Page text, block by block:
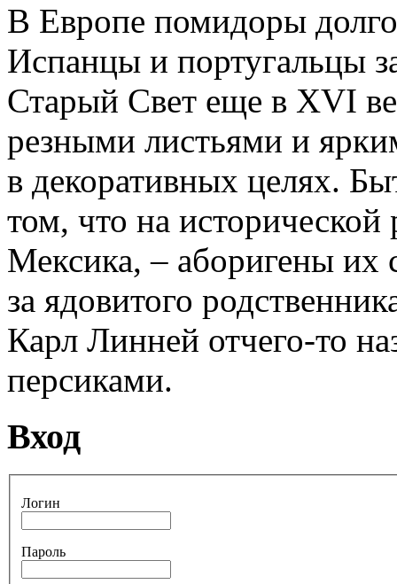
В Европе помидоры
Испанцы и португальцы
Старый Свет еще в XVI
резными листьями и
в декоративных целях.
том, что на
Мексика, – аборигены их
за ядовитого
Карл Линней отчего-то
персиками.
Вход
Логин
Пароль